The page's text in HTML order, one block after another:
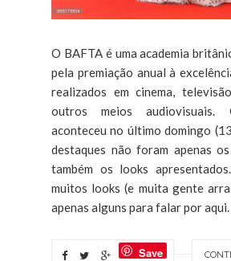
O BAFTA é uma academia
pela premiação anual à
realizados em cinema,
outros meios
aconteceu no último domingo
destaques não foram apenas
também os looks
muitos looks (e muita gente
apenas alguns para falar por aqui.
Save